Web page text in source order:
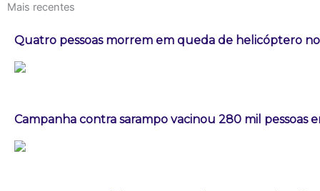
Mais recentes
Quatro pessoas morrem em queda de helicóptero
Campanha contra sarampo vacinou 280 mil pessoas